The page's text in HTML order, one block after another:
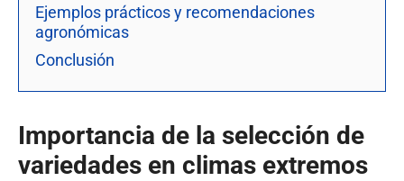
Ejemplos prácticos y recomendaciones
agronómicas
Conclusión
Importancia de la selección de
variedades en climas extremos